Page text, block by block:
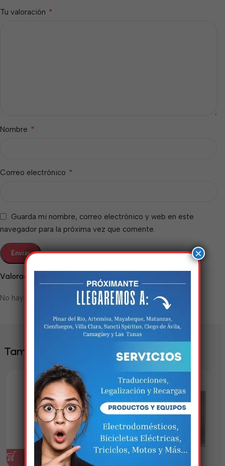
Valoraciones
No hay valoraciones aún.
Tu valoración *
Nombre *
Correo electrónico *
Guarda mi nombre, correo electrónico y web en este
navegador para la próxima vez que comente.
También te puede interesar
×
Estamos trabalhando
nisso!
Em breve, esta página estará
disponível com novidades
incríveis. Agradecemos pela
paciência e compreensão.